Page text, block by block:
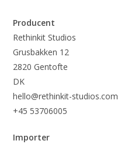
Producent
Rethinkit Studios
Grusbakken 12
2820 Gentofte
DK
hello@rethinkit-studios.com
+45 53706005
Importer